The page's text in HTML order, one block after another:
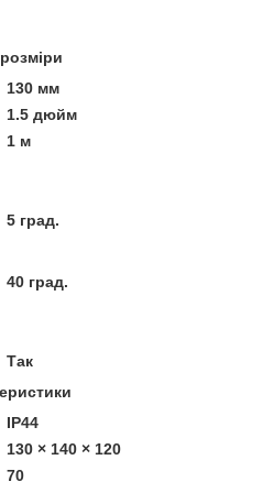
130 мм
1.5 дюйм
1 м
5 град.
40 град.
Так
ІР44
130 × 140 × 120
70